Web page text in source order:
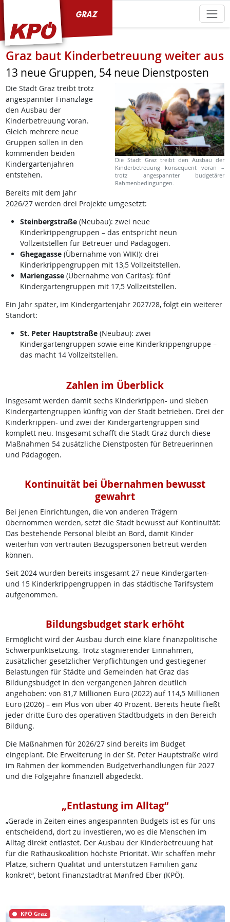
Graz baut Kinderbetreuung weiter aus
13 neue Gruppen, 54 neue Dienstposten
Die Stadt Graz treibt den Ausbau der
Kinderbetreuung konsequent voran –
trotz angespannter budgetärer
Rahmenbedingungen.
Die Stadt Graz treibt trotz
angespannter Finanzlage
den Ausbau der
Kinderbetreuung voran.
Gleich mehrere neue
Gruppen sollen in den
kommenden beiden
Kindergartenjahren
entstehen.
Bereits mit dem Jahr
2026/27 werden drei Projekte umgesetzt:
Steinbergstraße (Neubau): zwei neue
Kinderkrippengruppen – das entspricht neun
Vollzeitstellen für Betreuer und Pädagogen.
Ghegagasse (Übernahme von WIKI): drei
Kinderkrippengruppen mit 13,5 Vollzeitstellen.
Mariengasse(Übernahme von Caritas): fünf
Kindergartengruppen mit 17,5 Vollzeitstellen.
Ein Jahr später, im Kindergartenjahr 2027/28, folgt ein weiterer
Standort:
St. Peter Hauptstraße(Neubau): zwei
Kindergartengruppen sowie eine Kinderkrippengruppe –
das macht 14 Vollzeitstellen.
Zahlen im Überblick
Insgesamt werden damit sechs Kinderkrippen- und sieben
Kindergartengruppen künftig von der Stadt betrieben. Drei der
Kinderkrippen- und zwei der Kindergartengruppen sind
komplett neu. Insgesamt schafft die Stadt Graz durch diese
Maßnahmen 54 zusätzliche Dienstposten für Betreuerinnen
und Pädagogen.
Kontinuität bei Übernahmen bewusst
gewahrt
Bei jenen Einrichtungen, die von anderen Trägern
übernommen werden, setzt die Stadt bewusst auf Kontinuität:
Das bestehende Personal bleibt an Bord, damit Kinder
weiterhin von vertrauten Bezugspersonen betreut werden
können.
Seit 2024 wurden bereits insgesamt 27 neue Kindergarten-
und 15 Kinderkrippengruppen in das städtische Tarifsystem
aufgenommen.
Bildungsbudget stark erhöht
Ermöglicht wird der Ausbau durch eine klare finanzpolitische
Schwerpunktsetzung. Trotz stagnierender Einnahmen,
zusätzlicher gesetzlicher Verpflichtungen und gestiegener
Belastungen für Städte und Gemeinden hat Graz das
Bildungsbudget in den vergangenen Jahren deutlich
angehoben: von 81,7 Millionen Euro (2022) auf 114,5 Millionen
Euro (2026) – ein Plus von über 40 Prozent. Bereits heute fließt
jeder dritte Euro des operativen Stadtbudgets in den Bereich
Bildung.
Die Maßnahmen für 2026/27 sind bereits im Budget
eingeplant. Die Erweiterung in der St. Peter Hauptstraße wird
im Rahmen der kommenden Budgetverhandlungen für 2027
und die Folgejahre finanziell abgedeckt.
„Entlastung im Alltag“
„Gerade in Zeiten eines angespannten Budgets ist es für uns
entscheidend, dort zu investieren, wo es die Menschen im
Alltag direkt entlastet. Der Ausbau der Kinderbetreuung hat
für die Rathauskoalition höchste Priorität. Wir schaffen mehr
Plätze, sichern Qualität und unterstützen Familien ganz
konkret“, betont Finanzstadtrat Manfred Eber (KPÖ).
KPÖ Graz